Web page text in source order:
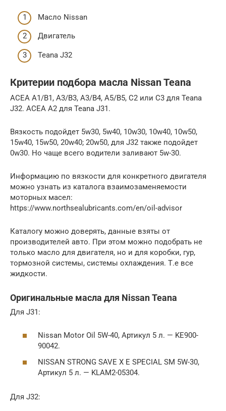
Масло Nissan
Двигатель
Teana J32
Критерии подбора масла Nissan Teana
ACEA A1/B1, A3/B3, A3/B4, A5/B5, C2 или C3 для Teana
J32. ACEA A2 для Teana J31.
Вязкость подойдет 5w30, 5w40, 10w30, 10w40, 10w50,
15w40, 15w50, 20w40; 20w50, для J32 также подойдет
0w30. Но чаще всего водители заливают 5w-30.
Информацию по вязкости для конкретного двигателя
можно узнать из каталога взаимозаменяемости
моторных масел:
https://www.northsealubricants.com/en/oil-advisor
Каталогу можно доверять, данные взяты от
производителей авто. При этом можно подобрать не
только масло для двигателя, но и для коробки, гур,
тормозной системы, системы охлаждения. Т.е все
жидкости.
Оригинальные масла для Nissan Teana
Для J31:
Nissan Motor Oil 5W-40, Артикул 5 л. — KE900-
90042.
NISSAN STRONG SAVE X E SPECIAL SM 5W-30,
Артикул 5 л. — KLAM2-05304.
Для J32: